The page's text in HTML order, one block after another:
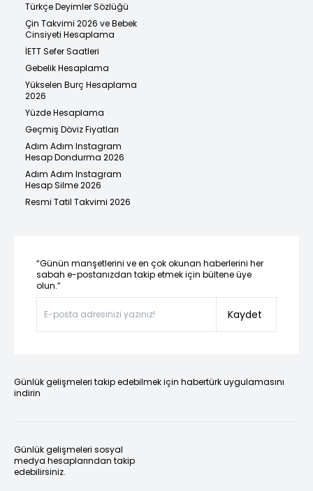
Türkçe Deyimler Sözlüğü
Çin Takvimi 2026 ve Bebek
Cinsiyeti Hesaplama
İETT Sefer Saatleri
Gebelik Hesaplama
Yükselen Burç Hesaplama
2026
Yüzde Hesaplama
Geçmiş Döviz Fiyatları
Adım Adım Instagram
Hesap Dondurma 2026
Adım Adım Instagram
Hesap Silme 2026
Resmi Tatil Takvimi 2026
“Günün manşetlerini ve en çok okunan haberlerini her
sabah e-postanızdan takip etmek için bültene üye
olun.”
Kaydet
Günlük gelişmeleri takip edebilmek için habertürk uygulamasını
indirin
Günlük gelişmeleri sosyal
medya hesaplarından takip
edebilirsiniz.